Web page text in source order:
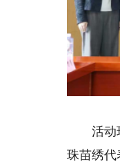
活动现
珠苗绣代